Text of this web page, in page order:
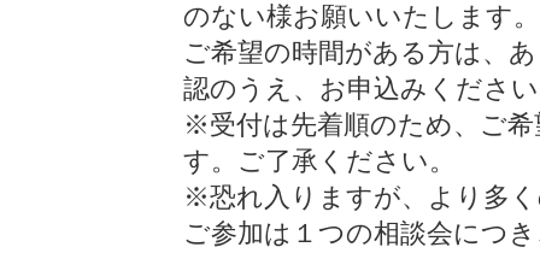
のない様お願いいたします。
ご希望の時間がある方は、
認のうえ、お申込みくださ
※受付は先着順のため、ご
す。ご了承ください。
※恐れ入りますが、より多
ご参加は１つの相談会につ